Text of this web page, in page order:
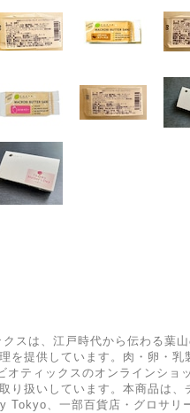
スは、江戸時代から伝わる葉
を提供しています。肉・卵・
オティックスのオンラインシ
り扱いしています。本商品は
、一部百貨店・グロサリ